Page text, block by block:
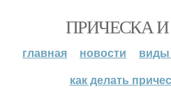
ПРИЧЕСКА
главная новости
виды
как делать